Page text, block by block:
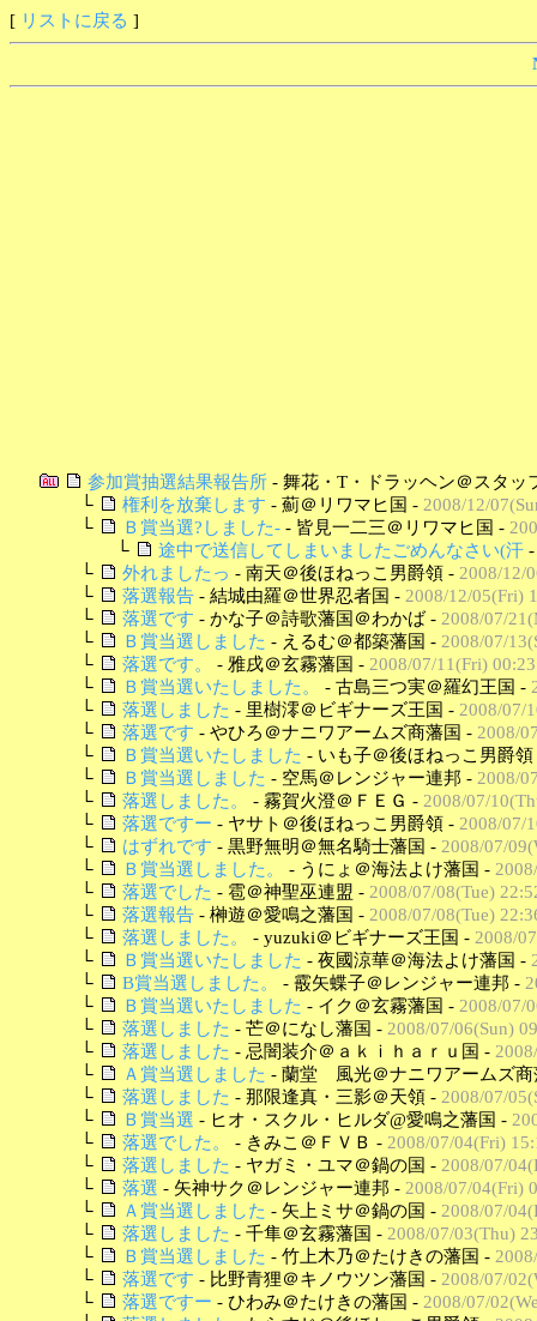
[ リストに戻る ]
参加賞抽選結果報告所 - 舞花・T・ドラッヘン＠スタッ
└
権利を放棄します - 薊＠リワマヒ国 - 2008/12/
└
Ｂ賞当選?しました- - 皆見一二三＠リワマヒ国 -
└
途中で送信してしまいましたごめんなさい(汗
└
外れましたっ - 南天＠後ほねっこ男爵領 - 2008/12/
└
落選報告 - 結城由羅＠世界忍者国 - 2008/12/05(Fri)
└
落選です - かな子＠詩歌藩国＠わかば - 2008/07/
└
Ｂ賞当選しました - えるむ＠都築藩国 - 2008/07/
└
落選です。 - 雅戌＠玄霧藩国 - 2008/07/11(Fri)
└
Ｂ賞当選いたしました。 - 古島三つ実＠羅幻王国 -
└
落選しました - 里樹澪＠ビギナーズ王国 - 2008/07/
└
落選です - やひろ＠ナニワアームズ商藩国 - 2008/
└
Ｂ賞当選いたしました - いも子＠後ほねっこ男爵
└
Ｂ賞当選しました - 空馬＠レンジャー連邦 - 2008/
└
落選しました。 - 霧賀火澄＠ＦＥＧ - 2008/07/
└
落選ですー - ヤサト＠後ほねっこ男爵領 - 2008/07/
└
はずれです - 黒野無明＠無名騎士藩国 - 2008/07/
└
Ｂ賞当選しました。 - うにょ＠海法よけ藩国 -
└
落選でした - 雹＠神聖巫連盟 - 2008/07/08(Tue)
└
落選報告 - 榊遊＠愛鳴之藩国 - 2008/07/08(Tue)
└
落選しました。 - yuzuki＠ビギナーズ王国 - 2008/
└
Ｂ賞当選いたしました - 夜國涼華＠海法よけ藩国 -
└
B賞当選しました。 - 霰矢蝶子＠レンジャー連邦 -
└
Ｂ賞当選いたしました - イク＠玄霧藩国 - 2008/07/
└
落選しました - 芒＠になし藩国 - 2008/07/06(Sun)
└
落選しました - 忌闇装介＠ａｋｉｈａｒｕ国 -
└
Ａ賞当選しました - 蘭堂 風光＠ナニワアームズ
└
落選しました - 那限逢真・三影＠天領 - 2008/07/
└
Ｂ賞当選 - ヒオ・スクル・ヒルダ@愛鳴之藩国 -
└
落選でした。 - きみこ＠ＦＶＢ - 2008/07/04(Fri)
└
落選しました - ヤガミ・ユマ＠鍋の国 - 2008/07/
└
落選 - 矢神サク＠レンジャー連邦 - 2008/07/04(Fri)
└
Ａ賞当選しました - 矢上ミサ＠鍋の国 - 2008/07/
└
落選しました - 千隼＠玄霧藩国 - 2008/07/03(Thu)
└
Ｂ賞当選しました - 竹上木乃＠たけきの藩国 -
└
落選です - 比野青狸＠キノウツン藩国 - 2008/07/
└
落選ですー - ひわみ＠たけきの藩国 - 2008/07/